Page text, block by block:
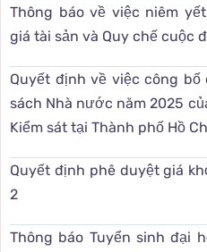
Thông báo về việc niêm
giá tài sản và Quy chế cuộc
Quyết định về việc công
sách Nhà nước năm 2025
Kiểm sát tại Thành phố Hồ
Quyết định phê duyệt giá
2
Thông báo Tuyển sinh đại